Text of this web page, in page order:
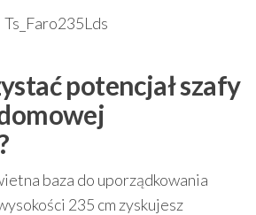
Ts_Faro235Lds
potencjał szafy
baza do uporządkowania
235 cm zyskujesz